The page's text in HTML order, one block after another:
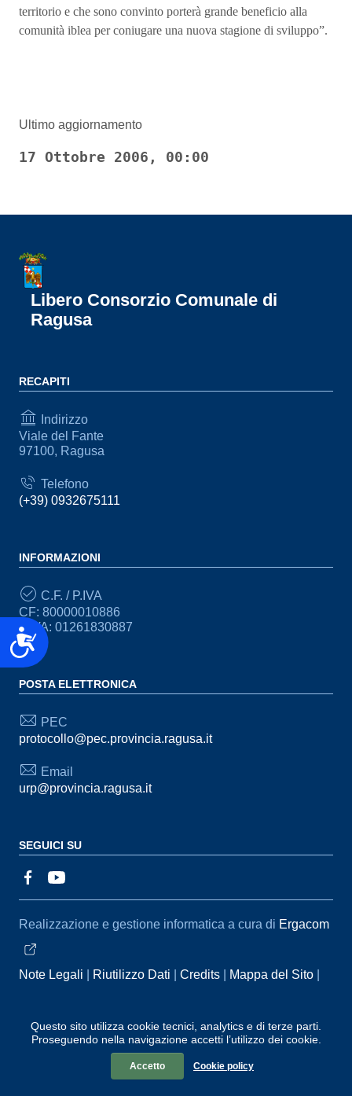
Accessibilità
Questo sito utilizza cookie tecnici, analytics e di terze parti.
Proseguendo nella navigazione accetti l’utilizzo dei cookie.
Accetto Cookie policy
territorio e che sono convinto porterà grande beneficio alla
comunità iblea per coniugare una nuova stagione di sviluppo”.
Ultimo aggiornamento
17 Ottobre 2006, 00:00
Libero Consorzio Comunale di
Ragusa
RECAPITI
Indirizzo
Viale del Fante
97100, Ragusa
Telefono
(+39) 0932675111
INFORMAZIONI
C.F. / P.IVA
CF: 80000010886
P.IVA: 01261830887
POSTA ELETTRONICA
PEC
protocollo@pec.provincia.ragusa.it
Email
urp@provincia.ragusa.it
SEGUICI SU
Sezione Link Utili
Realizzazione e gestione informatica a cura di Ergacom
Note Legali Riutilizzo Dati Credits
Mappa del Sito
Segnalazioni
Statistiche accessi
Dichiarazione di
Accessibilità